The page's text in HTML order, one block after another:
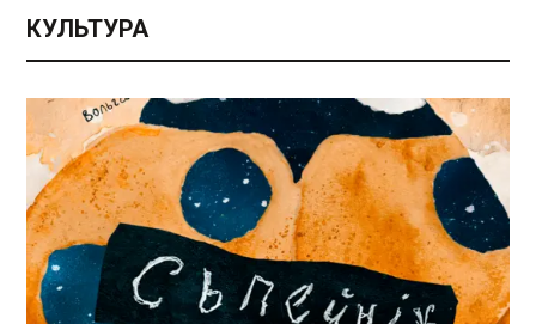
КУЛЬТУРА